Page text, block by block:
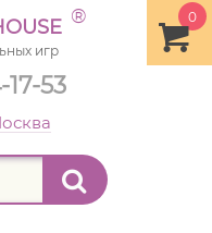
53
0
®
игр